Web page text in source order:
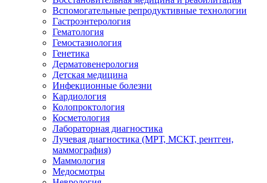
Вспомогательные репродуктивные технологии
Гастроэнтерология
Гематология
Гемостазиология
Генетика
Дерматовенерология
Детская медицина
Инфекционные болезни
Кардиология
Колопроктология
Косметология
Лабораторная диагностика
Лучевая диагностика (МРТ, МСКТ, рентген,
маммография)
Маммология
Медосмотры